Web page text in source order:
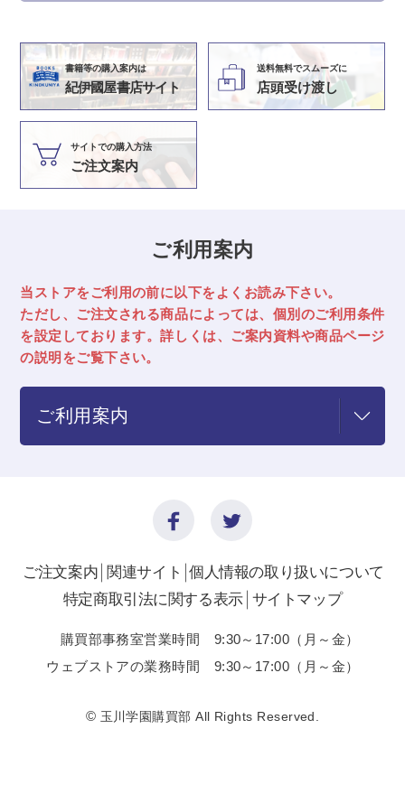
書籍等の購入案内は
紀伊國屋書店サイト
送料無料でスムーズに
店頭受け渡し
サイトでの購入方法
ご注文案内
ご利用案内
当ストアをご利用の前に以下をよくお読み下さい。
ただし、ご注文される商品によっては、 個別のご利用条件
を設定しております。詳しくは、ご案内資料や商品ページ
の説明をご覧下さい。
ご利用案内
ご注文案内 関連サイト 個人情報の取り扱いについて
特定商取引法に関する表示 サイトマップ
購買部事務室営業時間 9:30～17:00（月～金）
ウェブストアの業務時間 9:30～17:00（月～金）
© 玉川学園購買部 All Rights Reserved.